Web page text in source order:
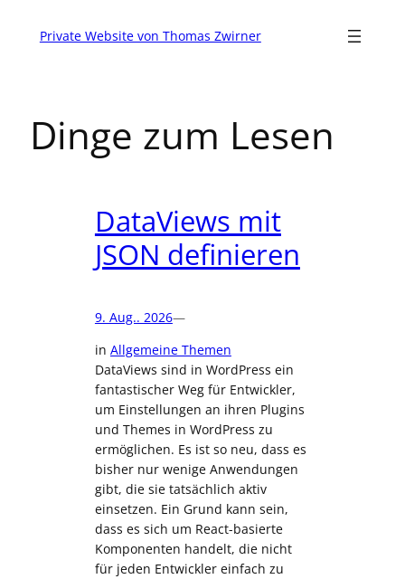
InhaltPrivate Website von Thomas Zwirner
Dinge zum Lesen
DataViews mit
JSON definieren
9. Aug.. 2026—
in Allgemeine Themen
DataViews sind in WordPress ein
fantastischer Weg für Entwickler,
um Einstellungen an ihren Plugins
und Themes in WordPress zu
ermöglichen. Es ist so neu, dass es
bisher nur wenige Anwendungen
gibt, die sie tatsächlich aktiv
einsetzen. Ein Grund kann sein,
dass es sich um React-basierte
Komponenten handelt, die nicht
für jeden Entwickler einfach zu